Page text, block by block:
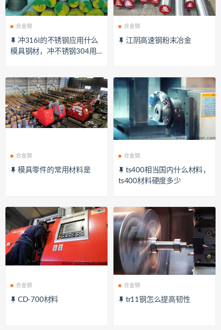
合金钢
冲316l的不锈钢应用什么
模具钢材，冲不锈钢304用
合金钢
江阴高速钢粉末冶金
合金钢
模具零件的常用材料是
合金钢
ts400相当国内什么材料，
ts400材料硬度多少
合金钢
CD-700材料
合金钢
tr11钢怎么提高韧性